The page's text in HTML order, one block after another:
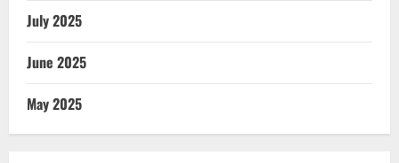
July 2025
June 2025
May 2025